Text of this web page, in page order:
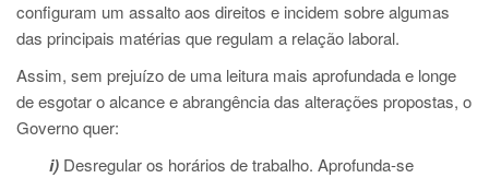
configuram um assalto aos direitos e incidem sobre algumas
das principais matérias que regulam a relação laboral.
Assim, sem prejuízo de uma leitura mais aprofundada e longe
de esgotar o alcance e abrangência das alterações propostas, o
Governo quer:
i) Desregular os horários de trabalho. Aprofunda-se